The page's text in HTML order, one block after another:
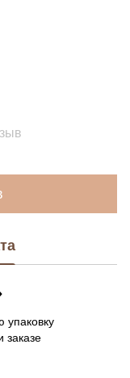
упаковку
заказе